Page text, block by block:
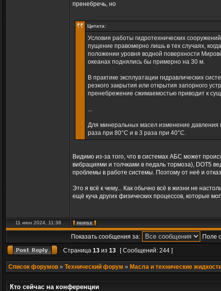
пренебречь, но
Цитата:
Условия работы гидротехнических
пущение правомерно лишь в тех случаях,
положе­нии уровня водной поверхности
океанах поднялись бы примерно на 30 м.
В практике эксплуатации гидравлических
рез­кого закрытия или открытия запорного
пренеб­режение сжимаемостью приводит к
...
Для минеральных масел изменение давления
раза при 80°С и в 3 раза при 40°С.
Видимо из-за того, что в системах АБС может
вибрациями и толчками в педаль тормоза), DOT5
проблемы в работе системы. Поэтому от неё и
Это я всё к чему... Как обычно всё в жизни не
ещё куча других физических процессов, которые
11 июн 2024, 11:38
Показать сообщения за:
Поле
Страница 13 из 13 [ Сообщений: 244 ]
Список форумов » Технический форум » Масла и технические
Кто сейчас на конференции